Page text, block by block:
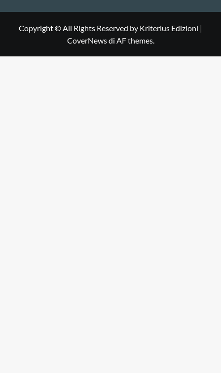
Copyright © All Rights Reserved by Kriterius Edizioni |
CoverNewsdi AF themes.